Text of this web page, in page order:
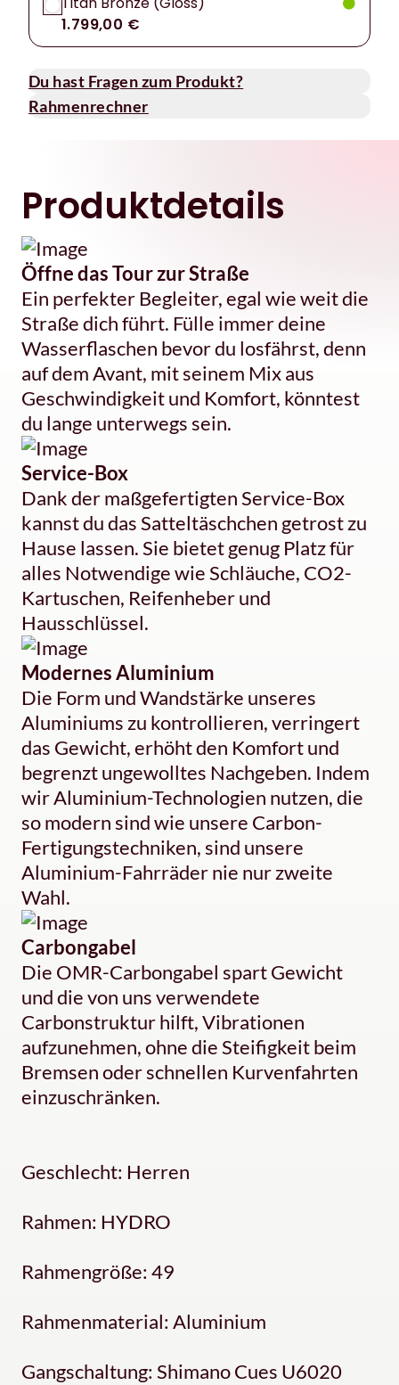
1.799,00 €
Du hast Fragen zum Produkt?
Rahmenrechner
Produktdetails
Öffne das Tour zur Straße
Ein perfekter Begleiter, egal wie weit die
Straße dich führt. Fülle immer deine
Wasserflaschen bevor du losfährst, denn
auf dem Avant, mit seinem Mix aus
Geschwindigkeit und Komfort, könntest
du lange unterwegs sein.
Service-Box
Dank der maßgefertigten Service-Box
kannst du das Satteltäschchen getrost zu
Hause lassen. Sie bietet genug Platz für
alles Notwendige wie Schläuche, CO2-
Kartuschen, Reifenheber und
Hausschlüssel.
Modernes Aluminium
Die Form und Wandstärke unseres
Aluminiums zu kontrollieren, verringert
das Gewicht, erhöht den Komfort und
begrenzt ungewolltes Nachgeben. Indem
wir Aluminium-Technologien nutzen, die
so modern sind wie unsere Carbon-
Fertigungstechniken, sind unsere
Aluminium-Fahrräder nie nur zweite
Wahl.
Carbongabel
Die OMR-Carbongabel spart Gewicht
und die von uns verwendete
Carbonstruktur hilft, Vibrationen
aufzunehmen, ohne die Steifigkeit beim
Bremsen oder schnellen Kurvenfahrten
einzuschränken.
Geschlecht: Herren
Rahmen: HYDRO
Rahmengröße: 49
Rahmenmaterial: Aluminium
Gangschaltung: Shimano Cues U6020